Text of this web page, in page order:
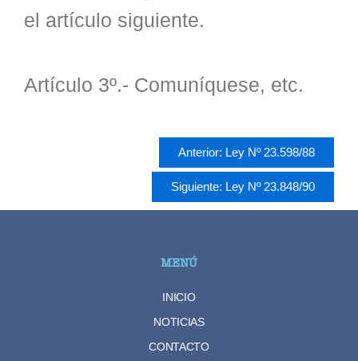
el artículo siguiente.
Artículo 3º.- Comuníquese, etc.
Anterior: Ley Nº 23.598/88
Siguiente: Ley Nº 23.848/90
MENÚ
INICIO
NOTICIAS
CONTACTO